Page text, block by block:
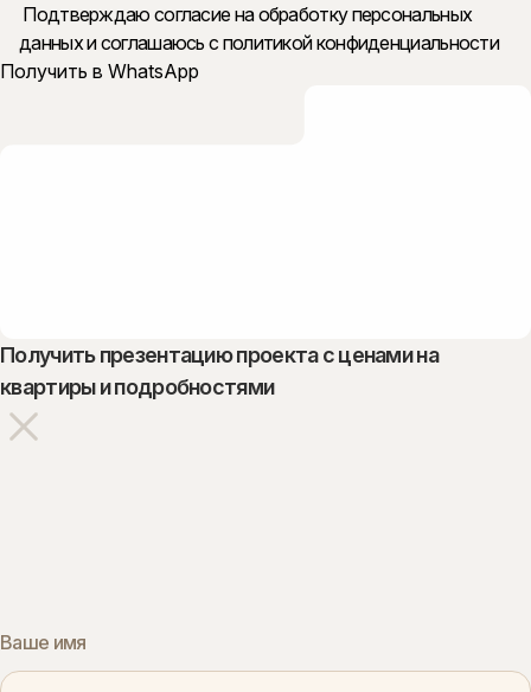
Подтверждаю согласие на обработку персональных
данных исоглашаюсь с политикой конфиденциальности
Получить презентацию проекта с ценами на
квартиры и подробностями
Ваше имя